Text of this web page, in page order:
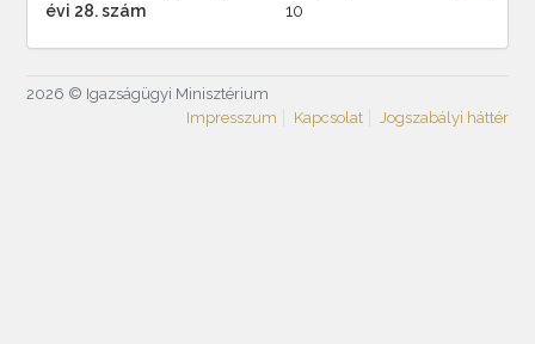
évi 28. szám
10
2026 © Igazságügyi Minisztérium
Impresszum
Kapcsolat Jogszabályi háttér